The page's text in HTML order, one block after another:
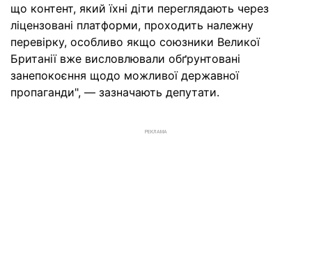
що контент, який їхні діти переглядають через
ліцензовані платформи, проходить належну
перевірку, особливо якщо союзники Великої
Британії вже висловлювали обґрунтовані
занепокоєння щодо можливої державної
пропаганди", — зазначають депутати.
РЕКЛАМА